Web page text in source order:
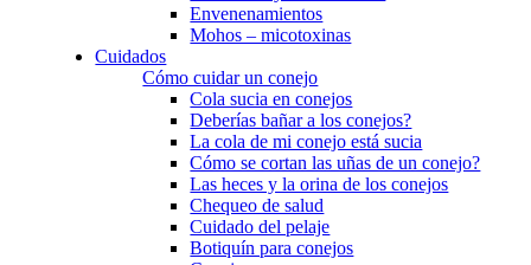
Envenenamientos
Mohos – micotoxinas
Cuidados
Cómo cuidar un conejo
Cola sucia en conejos
Deberías bañar a los conejos?
La cola de mi conejo está sucia
Cómo se cortan las uñas de un conejo?
Las heces y la orina de los conejos
Chequeo de salud
Cuidado del pelaje
Botiquín para conejos